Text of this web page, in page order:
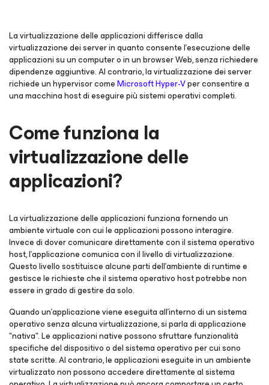
La virtualizzazione delle applicazioni differisce dalla
virtualizzazione dei server in quanto consente l'esecuzione delle
applicazioni su un computer o in un browser Web, senza richiedere
dipendenze aggiuntive. Al contrario, la virtualizzazione dei server
richiede un hypervisor comeMicrosoft Hyper-Vper consentire a
una macchina host di eseguire più sistemi operativi completi.
Come funziona la
virtualizzazione delle
applicazioni?
La virtualizzazione delle applicazioni funziona fornendo un
ambiente virtuale con cui le applicazioni possono interagire.
Invece di dover comunicare direttamente con il sistema operativo
host, l'applicazione comunica con il livello di virtualizzazione.
Questo livello sostituisce alcune parti dell'ambiente di runtime e
gestisce le richieste che il sistema operativo host potrebbe non
essere in grado di gestire da solo.
Quando un'applicazione viene eseguita all'interno di un sistema
operativo senza alcuna virtualizzazione, si parla di applicazione
"nativa". Le applicazioni native possono sfruttare funzionalità
specifiche del dispositivo o del sistema operativo per cui sono
state scritte. Al contrario, le applicazioni eseguite in un ambiente
virtualizzato non possono accedere direttamente al sistema